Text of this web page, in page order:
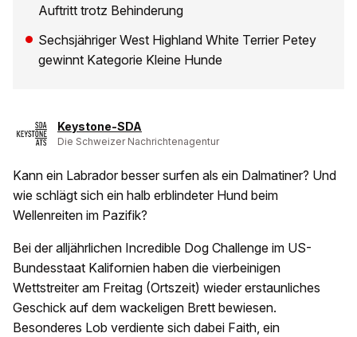
Auftritt trotz Behinderung
Sechsjähriger West Highland White Terrier Petey
gewinnt Kategorie Kleine Hunde
Keystone-SDA
Die Schweizer Nachrichtenagentur
Kann ein Labrador besser surfen als ein Dalmatiner? Und
wie schlägt sich ein halb erblindeter Hund beim
Wellenreiten im Pazifik?
Bei der alljährlichen Incredible Dog Challenge im US-
Bundesstaat Kalifornien haben die vierbeinigen
Wettstreiter am Freitag (Ortszeit) wieder erstaunliches
Geschick auf dem wackeligen Brett bewiesen.
Besonderes Lob verdiente sich dabei Faith, ein